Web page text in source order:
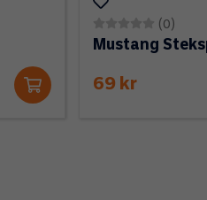
(0)
Mustang
69 kr